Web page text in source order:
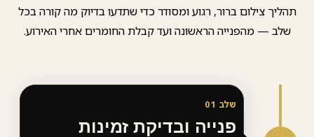
צילום ברור, רגוע ומסודר כדי שתדעו בדיוק מה קורה בכל
— מהפנייה הראשונה ועד קבלת החומרים אחרי האירוע.
פנייה ובדיקת זמינות